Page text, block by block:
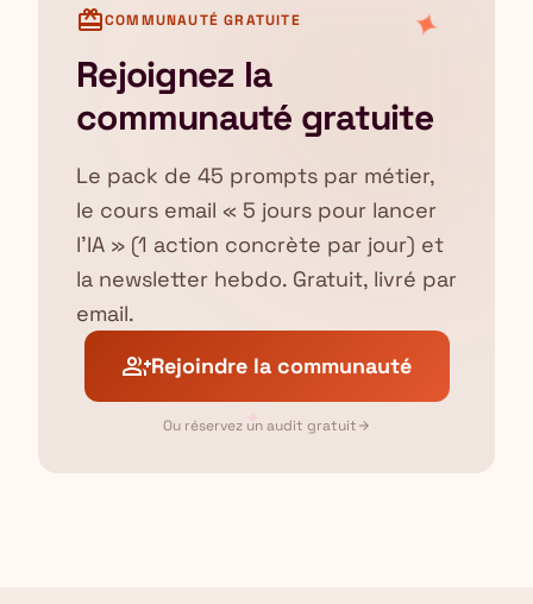
✦
✦
card_giftcardCOMMUNAUTÉ GRATUITE
Rejoignez la
communauté gratuite
Le pack de 45 prompts par métier,
le cours email « 5 jours pour lancer
l'IA » (1 action concrète par jour) et
la newsletter hebdo. Gratuit, livré par
email.
group_addRejoindre la communauté
Ou réservez un audit gratuit arrow_forward